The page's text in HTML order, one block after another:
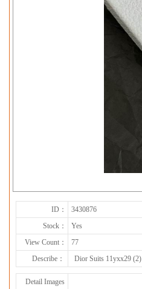
ID： 3430876
Stock：
Yes
View Count：
77
Describe：
Dior Suits 11yxx29 (2)
Detail Images